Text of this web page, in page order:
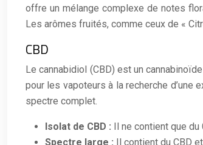
offre un mélange complexe de notes
Les arômes fruités, comme ceux de «
CBD
Le cannabidiol (CBD) est un
pour les vapoteurs à la recherche
spectre complet.
Isolat de CBD :
Il ne contient que
Spectre large :
Il contient du CBD